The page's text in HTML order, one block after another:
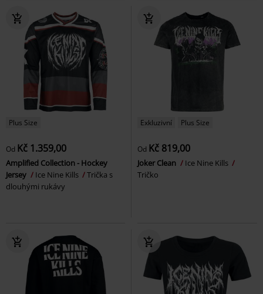
Plus Size
Od Kč 1.359,00
Amplified Collection - Hockey
Jersey
Ice Nine Kills
Trička s
dlouhými rukávy
Exkluzivní Plus Size
Od Kč 819,00
Joker Clean
Ice Nine Kills
Tričko